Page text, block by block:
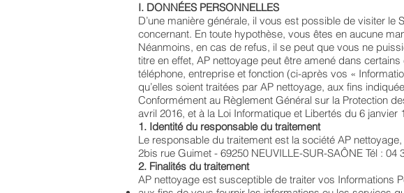
I. DONNÉES PERSONNELLES
D’une manière générale, il vous est possible de visiter
concernant. En toute hypothèse, vous êtes en aucune
Néanmoins, en cas de refus, il se peut que vous ne
titre en effet, AP nettoyage peut être amené dans
téléphone, entreprise et fonction (ci-après vos «
qu’elles soient traitées par AP nettoyage, aux fins
Conformément au Règlement Général sur la Protection
avril 2016, et à la Loi Informatique et Libertés du 6
1. Identité du responsable du traitement
Le responsable du traitement est la société AP
2bis rue Guimet - 69250 NEUVILLE-SUR-SAÔNE Tél : 04
2. Finalités du traitement
AP nettoyage est susceptible de traiter vos Informations